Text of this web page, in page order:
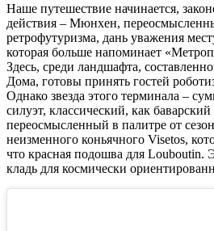
Наше путешествие начинается,
действия – Мюнхен,
ретрофутуризма, дань уважения
которая больше напоминает
Здесь, среди ландшафта,
Дома, готовы принять гостей
Однако звезда этого терминала –
силуэт, классический, как
переосмысленный в палитре от
неизменного коньячного Visetos,
что красная подошва для Louboutin.
кладь для космически